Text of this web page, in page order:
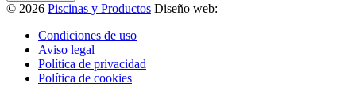
© 2026 Piscinas y Productos Diseño web:
Condiciones de uso
Aviso legal
Política de privacidad
Política de cookies